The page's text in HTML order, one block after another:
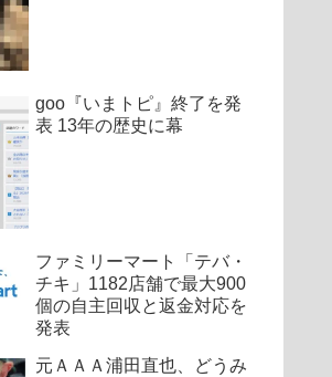
goo『いまトピ』終了を発
表 13年の歴史に幕
ファミリーマート「テバ・
チキ」1182店舗で最大900
個の自主回収と返金対応を
発表
元ＡＡＡ浦田直也、どうみ